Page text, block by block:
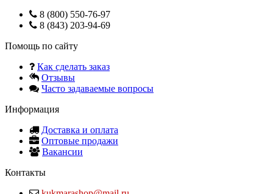
8 (800) 550-76-97
8 (843) 203-94-69
Помощь по сайту
Как сделать заказ
Отзывы
Часто задаваемые вопросы
Информация
Доставка и оплата
Оптовые продажи
Вакансии
Контакты